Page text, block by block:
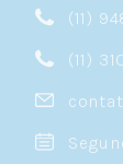
(11)
(11)